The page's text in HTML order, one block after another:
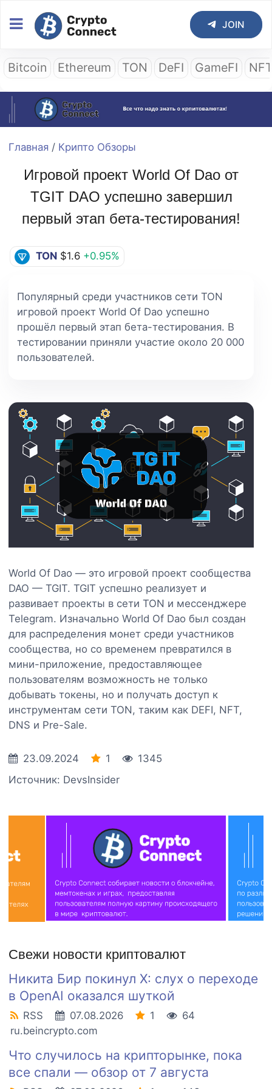
JOIN
Bitcoin Ethereum TON DeFI GameFI
Главная / Крипто Обзоры
Игровой проект World Of Dao от
TGIT DAO успешно завершил
первый этап бета-тестирования!
TON $1.6 +0.95%
Популярный среди участников сети TON
игровой проект World Of Dao успешно
прошёл первый этап бета-тестирования. В
тестировании приняли участие около 20 000
пользователей.
World Of Dao — это игровой проект сообщества
DAO — TGIT. TGIT успешно реализует и
развивает проекты в сети TON и мессенджере
Telegram. Изначально World Of Dao был создан
для распределения монет среди участников
сообщества, но со временем превратился в
мини-приложение, предоставляющее
пользователям возможность не только
добывать токены, но и получать доступ к
инструментам сети TON, таким как DEFI, NFT,
DNS и Pre-Sale.
23.09.2024 1
1345
Источник: DevsInsider
Свежи новости криптовалют
Никита Бир покинул X: слух о переходе
в OpenAI оказался шуткой
RSS 07.08.2026 1
64
ru.beincrypto.com
Что случилось на крипторынке, пока
все спали — обзор от 7 августа